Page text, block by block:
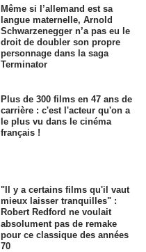
Même si l’allemand est sa
langue maternelle, Arnold
Schwarzenegger n’a pas eu le
droit de doubler son propre
personnage dans la saga
Terminator
Plus de 300 films en 47 ans de
carrière : c'est l'acteur qu'on a
le plus vu dans le cinéma
français !
"Il y a certains films qu'il vaut
mieux laisser tranquilles" :
Robert Redford ne voulait
absolument pas de remake
pour ce classique des années
70